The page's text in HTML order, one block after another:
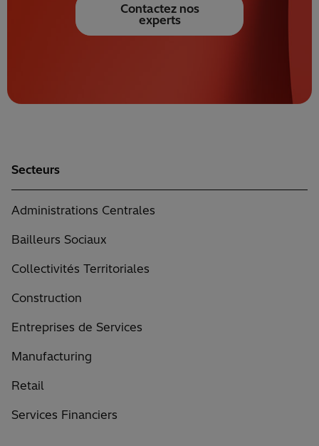
Contactez nos
experts
Secteurs
Administrations Centrales
Bailleurs Sociaux
Collectivités Territoriales
Construction
Entreprises de Services
Manufacturing
Retail
Services Financiers